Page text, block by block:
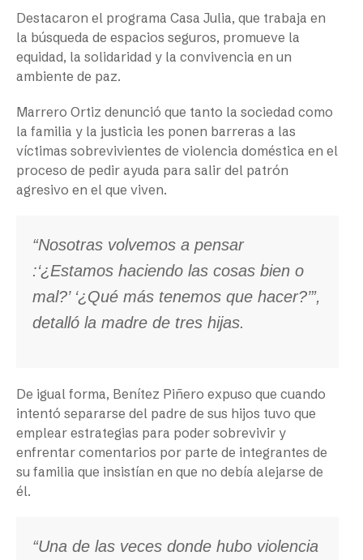
Destacaron el programa Casa Julia, que trabaja en
la búsqueda de espacios seguros, promueve la
equidad, la solidaridad y la convivencia en un
ambiente de paz.
Marrero Ortiz denunció que tanto la sociedad como
la familia y la justicia les ponen barreras a las
víctimas sobrevivientes de violencia doméstica en el
proceso de pedir ayuda para salir del patrón
agresivo en el que viven.
“Nosotras volvemos a pensar
:‘¿Estamos haciendo las cosas bien o
mal?’ ‘¿Qué más tenemos que hacer?’”,
detalló la madre de tres hijas.
De igual forma, Benítez Piñero expuso que cuando
intentó separarse del padre de sus hijos tuvo que
emplear estrategias para poder sobrevivir y
enfrentar comentarios por parte de integrantes de
su familia que insistían en que no debía alejarse de
él.
“Una de las veces donde hubo violencia